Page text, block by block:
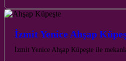
İzmit Yenice Ahşap
İzmit Yenice Ahşap Küpeşte ile